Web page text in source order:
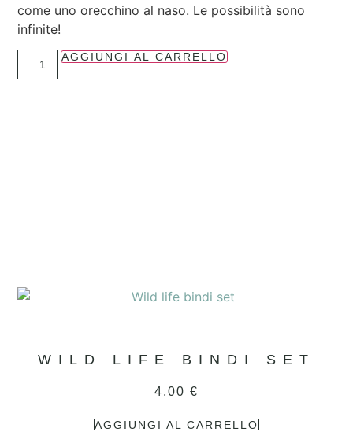
come uno orecchino al naso. Le possibilità sono
infinite!
AGGIUNGI AL CARRELLO
WILD LIFE BINDI SET
4,00 €
AGGIUNGI AL CARRELLO